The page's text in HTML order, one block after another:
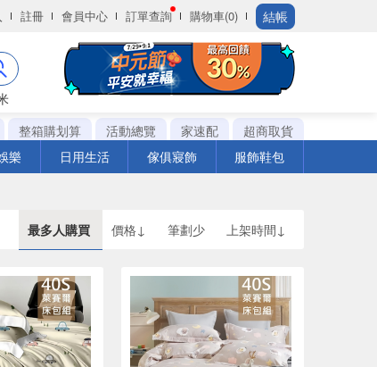
註冊 會員中心 訂單查詢 購物車(0) 結帳
整箱購划算 活動總覽 家速配
超商取貨
樂 日用生活 傢俱寢飾 服飾鞋包
最多人購買 價格↓ 筆劃少 上架時間↓